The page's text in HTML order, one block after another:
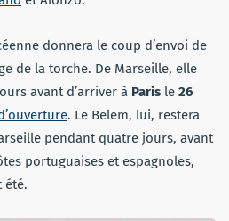
donnera le coup d’envoi de
de la torche. De Marseille, elle
avant d’arriver à Paris le 26
. Le Belem, lui, restera
pendant quatre jours, avant
portuguaises et espagnoles,
été.